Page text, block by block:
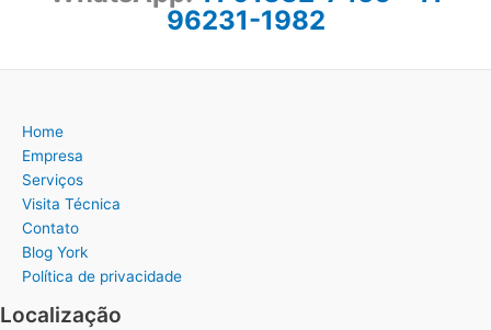
96231-1982
Home
Empresa
Serviços
Visita Técnica
Contato
Blog York
Política de privacidade
Localização